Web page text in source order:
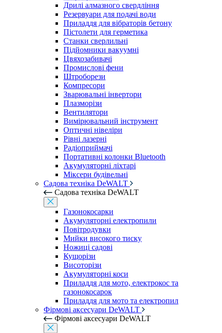
Дрилі алмазного свердління
Резервуари для подачі води
Приладдя для вібраторів бетону
Пістолети для герметика
Станки сверлильні
Підйомники вакуумні
Цвяхозабивачі
Промислові фени
Штроборези
Компресори
Зварювальні інвертори
Плазморізи
Вентилятори
Вимірювальний інструмент
Оптичні нівеліри
Рівні лазерні
Радіоприймачі
Портативні колонки Bluetooth
Акумуляторні ліхтарі
Міксери будівельні
Садова техніка DeWALT
Садова техніка DeWALT
Газонокосарки
Акумуляторні електропили
Повітродувки
Мийки високого тиску
Ножиці садові
Кущорізи
Висоторізи
Акумуляторні коси
Приладдя для мото, електрокос та
газонокосарок
Приладдя для мото та електропил
Фірмові аксесуари DeWALT
Фірмові аксесуари DeWALT